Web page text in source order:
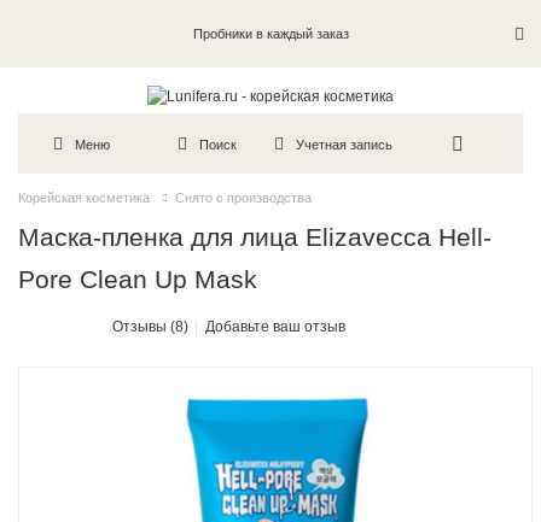
Пробники в каждый заказ
Меню Поиск Учетная запись
Корейская косметика Снято с производства
Маска-пленка для лица Elizavecca Hell-
Pore Clean Up Mask
Отзывы (8) Добавьте ваш отзыв